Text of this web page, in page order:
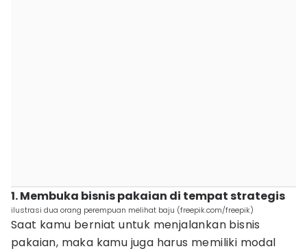
1. Membuka bisnis pakaian di tempat strategis
ilustrasi dua orang perempuan melihat baju (freepik.com/freepik)
Saat kamu berniat untuk menjalankan bisnis
pakaian, maka kamu juga harus memiliki modal